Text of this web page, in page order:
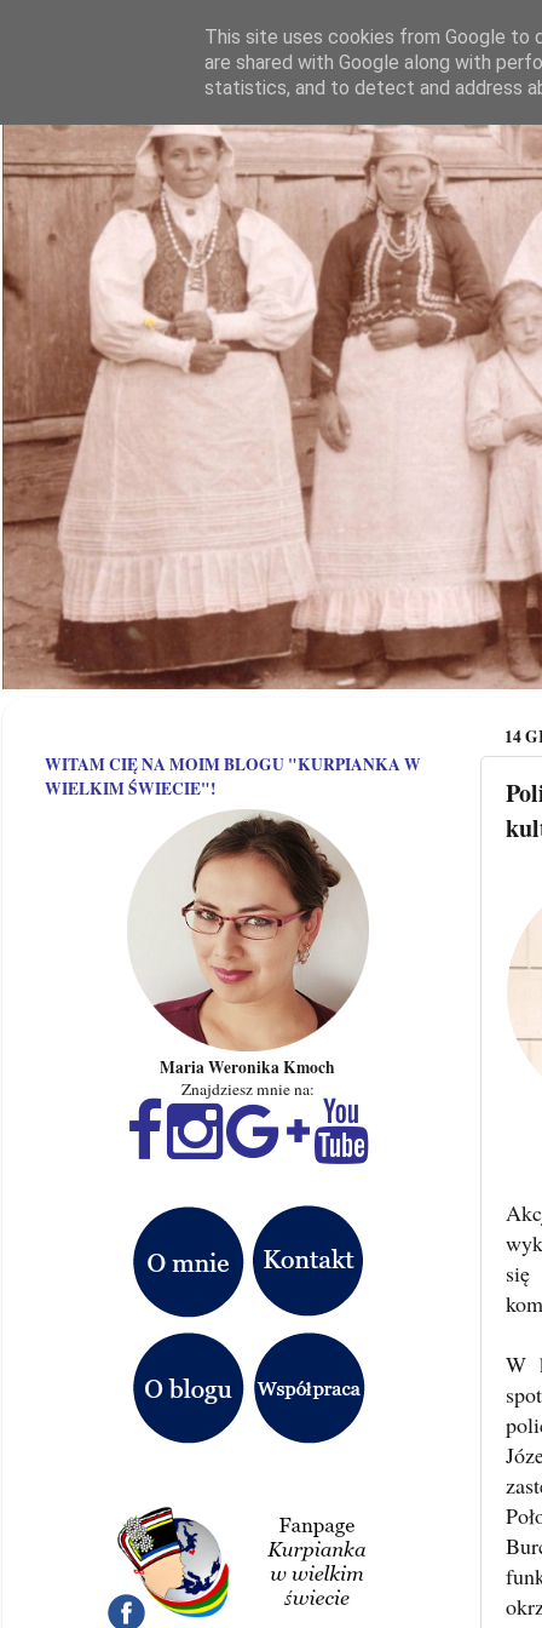
14
się
W
WITAM CIĘ NA MOIM BLOGU "KURPIANKA W
WIELKIM ŚWIECIE"!
Maria Weronika Kmoch
Znajdziesz mnie na:
This site uses cookies from Google to
are shared with Google along with
statistics, and to detect and address